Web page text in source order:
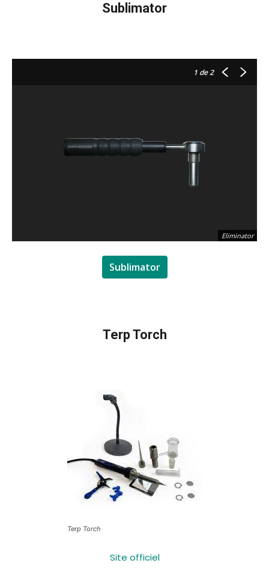
Sublimator
1 de 2
Eliminator
Sublimator
Terp Torch
Terp Torch
Site officiel